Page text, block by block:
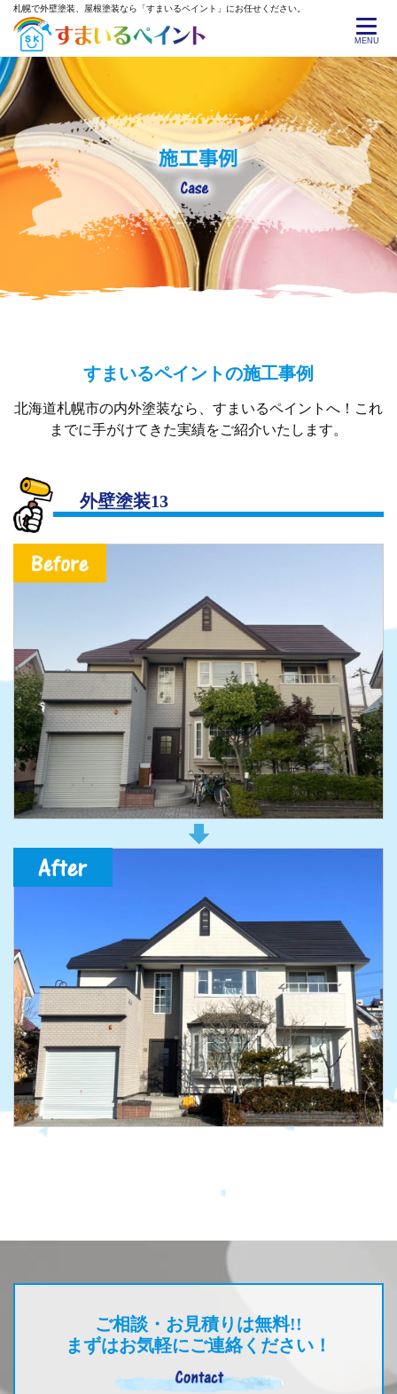
札幌で外壁塗装、屋根塗装なら「すまいるペイント」にお任せください。
MENU
すまいるペイントの施工事例
北海道札幌市の内外塗装なら、すまいるペイントへ！これ
までに手がけてきた実績をご紹介いたします。
外壁塗装13
ご相談・お見積りは無料!!
まずはお気軽にご連絡ください！